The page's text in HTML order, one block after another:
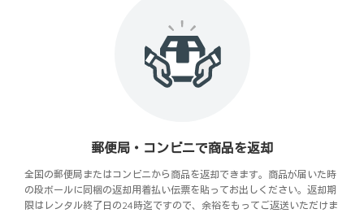
郵便局・コンビニで商品を返却
全国の郵便局またはコンビニから商品を返却できます。商品が届いた時
の段ボールに同梱の返却用着払い伝票を貼ってお出しください。返却期
限はレンタル終了日の24時迄ですので、余裕をもってご返送いただけま